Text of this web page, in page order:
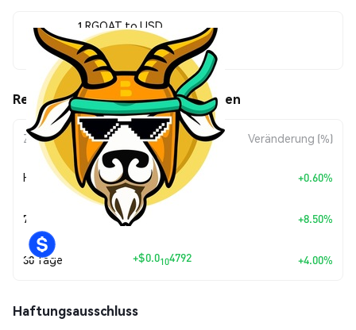
1 RGOAT to USD
$0.0<sub>8</sub>1246
RealGoat (RGOAT) Kursbewegungen
Zeitraum Betragsänderung Veränderung (%)
Heute $0.0117431 +0.60%
7 Tage +$0.0 +8.50%
30 Tage +$0.0104792 +4.00%
Haftungsausschluss